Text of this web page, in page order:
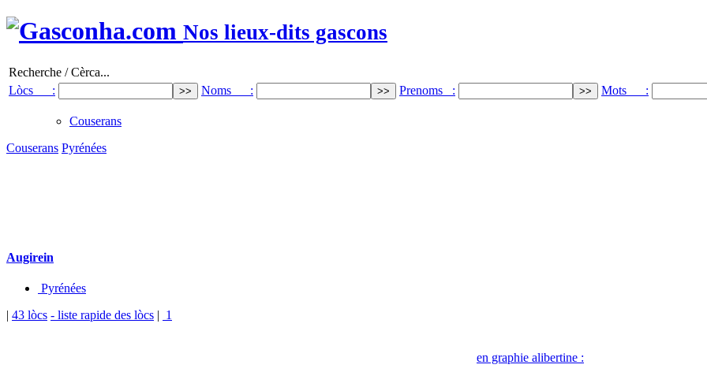
Nos lieux-dits gascons
Recherche / Cèrca...
Lòcs :
Noms : Prenoms : Mots :
Couserans
Couserans Pyrénées
Augirein
Pyrénées
| 43 lòcs - liste rapide des lòcs | 1
en graphie alibertine :